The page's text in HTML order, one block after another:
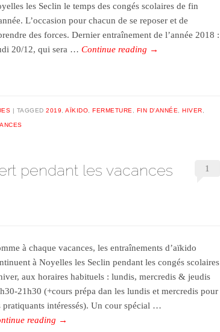
les Seclin le temps des congés scolaires de fin
L’occasion pour chacun de se reposer et de
des forces. Dernier entraînement de l’année 2018 :
20/12, qui sera …Continue reading →
TAGGED 2019 AÏKIDO FERMETURE FIN D'ANNÉE HIVER
pendant les vacances
1
à chaque vacances, les entraînements d’aïkido
à Noyelles les Seclin pendant les congés scolaires
aux horaires habituels : lundis, mercredis & jeudis
21h30 (+cours prépa dan les lundis et mercredis pour
pratiquants intéressés). Un cour spécial …
reading →